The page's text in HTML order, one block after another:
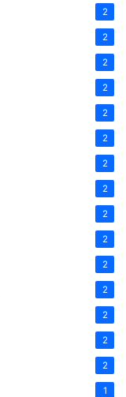
2
2
2
2
2
2
2
2
2
2
2
2
2
2
2
1